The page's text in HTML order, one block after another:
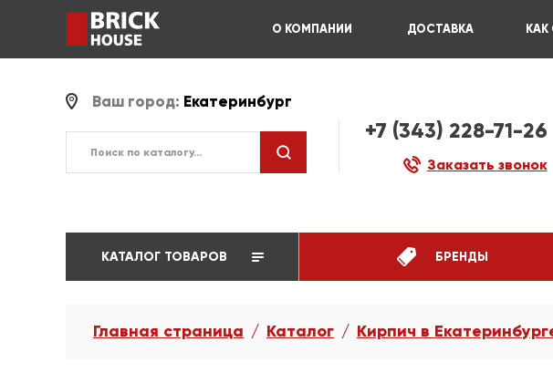
О КОМПАНИИ ДОСТАВКА
Ваш город: Екатеринбург
+7 (343) 228-71-26
Заказать звонок
КАТАЛОГ ТОВАРОВ БРЕНДЫ
Главная страница Каталог Кирпич в